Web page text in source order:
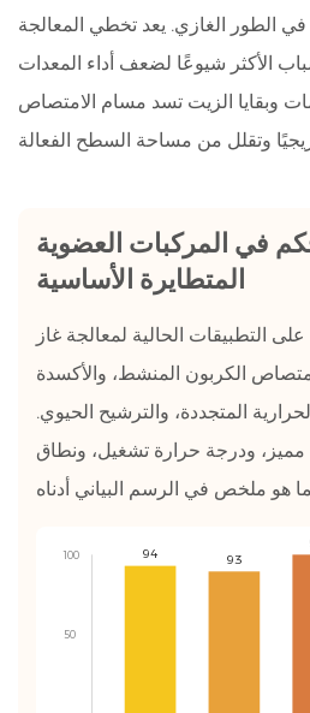
اختيار
معالجة
غاز
النفايات
داخل
المعدات:
عامة
هيكلية
11
اعتبارات
التشغيل
والصيانة
الشيكات
11.2
الطور الغازي. يعد تخطي المعالجة
الأكثر شيوعًا لضعف أداء المعدات
وبقايا الزيت تسد مسام الامتصاص
في المركبات العضوية
المتطايرة الأساسية
التطبيقات الحالية لمعالجة غاز
الكربون المنشط، والأكسدة
المتجددة، والترشيح الحيوي.
مميز، ودرجة حرارة تشغيل، ونطاق
100
50
94 93